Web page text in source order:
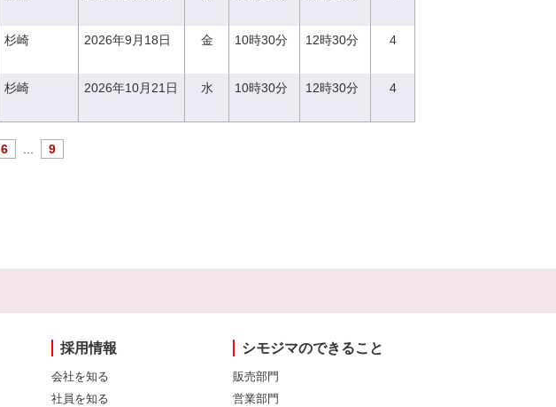
杉崎 2026年9月18日 金 10時30分 12時30分 4
杉崎 2026年10月21日 水 10時30分 12時30分 4
6 9
採用情報
会社を知る
社員を知る
シモジマのできること
販売部門
営業部門